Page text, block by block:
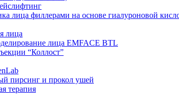
лица филлерами на основе гиалуроновой
лица
лица EMFACE BTL
“Коллост”
пирсинг и прокол ушей
терапия